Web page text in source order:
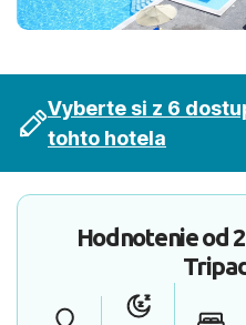
Vyberte si z 6
tohto hotela
Hodnotenie od